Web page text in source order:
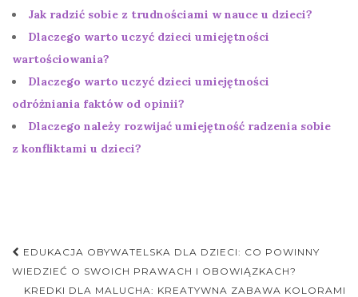
Jak radzić sobie z trudnościami w nauce u dzieci?
Dlaczego warto uczyć dzieci umiejętności
wartościowania?
Dlaczego warto uczyć dzieci umiejętności
odróżniania faktów od opinii?
Dlaczego należy rozwijać umiejętność radzenia sobie
z konfliktami u dzieci?
Nawigacja
postu
EDUKACJA OBYWATELSKA DLA DZIECI: CO POWINNY
WIEDZIEĆ O SWOICH PRAWACH I OBOWIĄZKACH?
KREDKI DLA MALUCHA: KREATYWNA ZABAWA KOLORAMI